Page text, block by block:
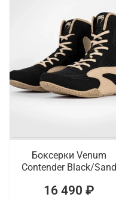
Боксерки Venum
Contender Black/Sand
16 490 ₽